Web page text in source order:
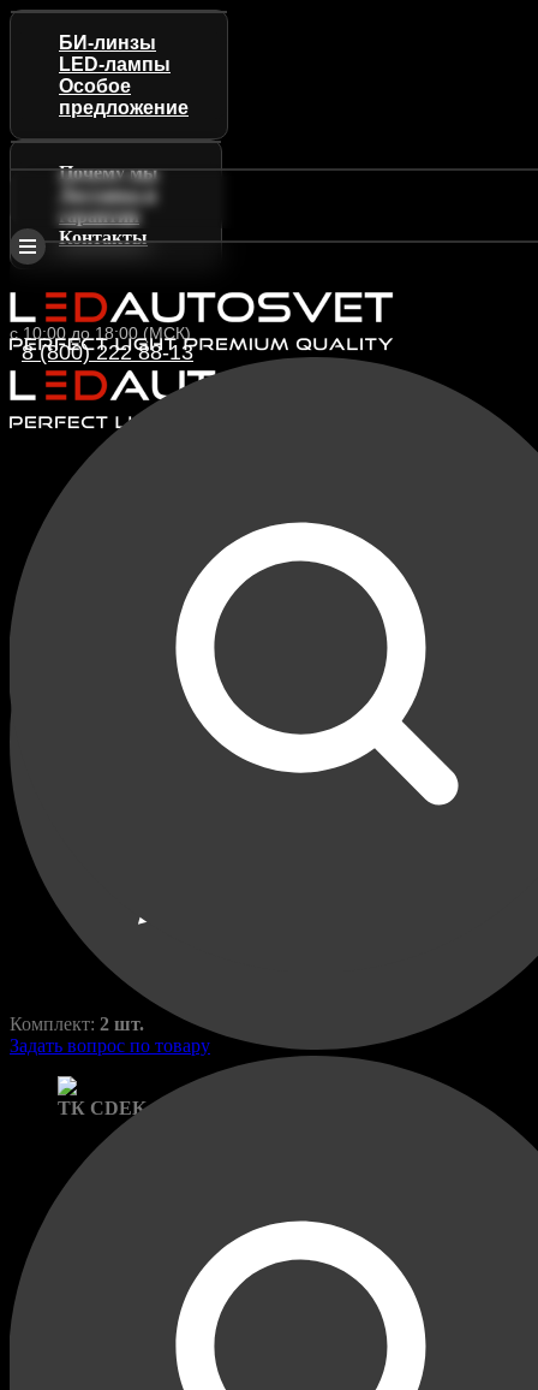
с 10:00 до 18:00 (МСК)
8 (800) 222 88-13
БИ-линзы
LED-лампы
Особое
предложение
Почему мы
Доставка и
гарантии
Контакты
Герметичные 1 контактные
разъёмы для подключения
доп. освещения
Разъёмы
W-1-PIN
Комплект: 2 шт.
Задать вопрос по товару
Доставка в пункты выдачи:
ТК CDEK и Яндекс Маркет
Бренд: Разъёмы